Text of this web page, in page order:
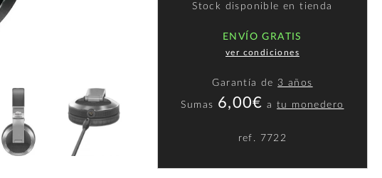
Stock disponible en tienda
ENVÍO GRATIS
ver condiciones
Garantía de 3 años
Sumas 6,00€ atu monedero
ref. 7722